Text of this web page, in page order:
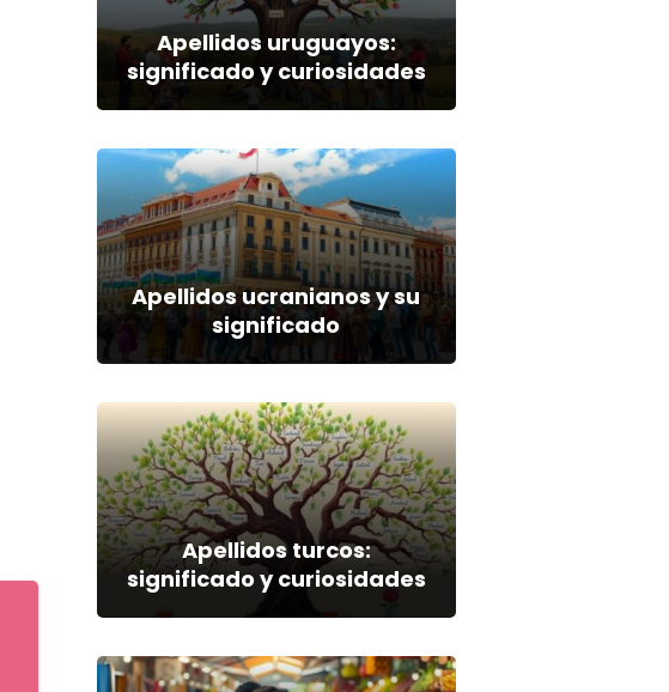
Apellidos uruguayos:
significado y curiosidades
Apellidos ucranianos y su
significado
Apellidos turcos:
significado y curiosidades